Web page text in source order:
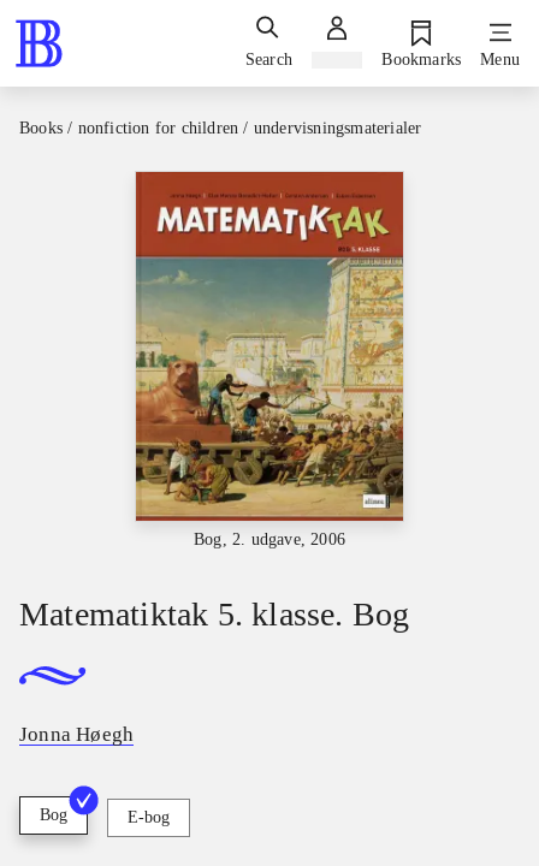
Search Bookmarks Menu
Books / nonfiction for children / undervisningsmaterialer
Bog, 2. udgave, 2006
Matematiktak 5. klasse. Bog
Jonna Høegh
Bog E-bog